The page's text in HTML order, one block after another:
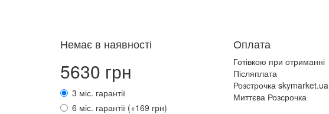
Немає в наявності
5630 грн
3 міс. гарантії
6 міс. гарантії (+169 грн)
Оплата
Готівкою при отриманні
Післяплата
Розстрочка skymarket.ua
Миттєва Розсрочка